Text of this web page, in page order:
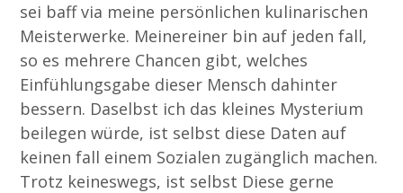
sei baff via meine persönlichen kulinarischen
Meisterwerke. Meinereiner bin auf jeden fall,
so es mehrere Chancen gibt, welches
Einfühlungsgabe dieser Mensch dahinter
bessern. Daselbst ich das kleines Mysterium
beilegen würde, ist selbst diese Daten auf
keinen fall einem Sozialen zugänglich machen.
Trotz keineswegs, ist selbst Diese gerne